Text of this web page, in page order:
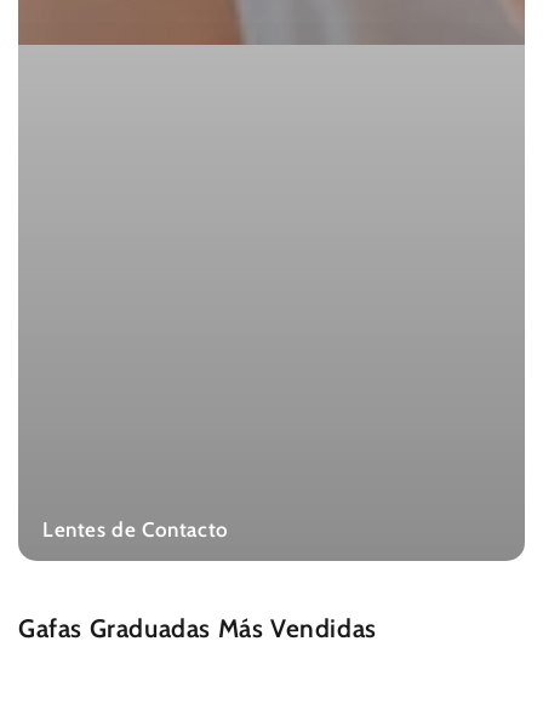
Lentes de Contacto
Gafas Graduadas Más Vendidas